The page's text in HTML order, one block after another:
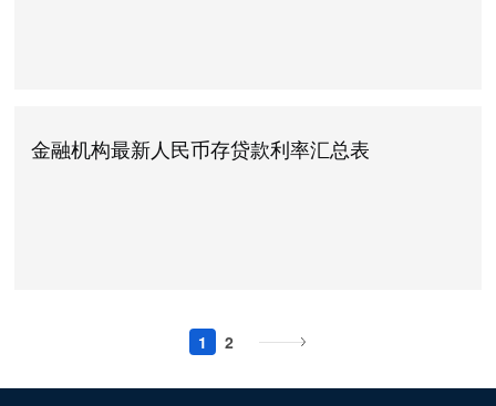
金融机构最新人民币存贷款利率汇总表
1 2